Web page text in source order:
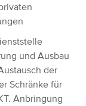
und Ausbau
der
Schränke für
Anbringung